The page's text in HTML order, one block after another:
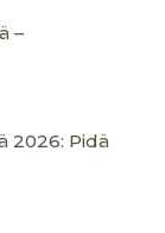
–
2026: Pidä